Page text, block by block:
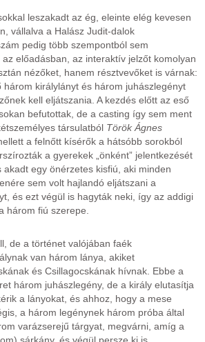
leszakadt az ég, eleinte elég kevesen
vállalva a Halász Judit-dalok
pedig több szempontból sem
előadásban, az interaktív jelzőt komolyan
nézőket, hanem résztvevőket is várnak:
királylányt és három juhászlegényt
kell eljátszania. A kezdés előtt az eső
befutottak, de a casting így sem ment
társulatból Török Ágnes
a felnőtt kísérők a hátsóbb sorokból
a gyerekek „önként” jelentkezését
egy önérzetes kisfiú, aki minden
sem volt hajlandó eljátszani a
és ezt végül is hagyták neki, így az addigi
három fiú szerepe.
de a történet valójában faék
van három lánya, akiket
és Csillagocskának hívnak. Ebbe a
három juhászlegény, de a király elutasítja
a lányokat, és ahhoz, hogy a mese
a három legénynek három próba által
varázserejű tárgyat, megvárni, amíg a
sárkány, és végül persze ki is